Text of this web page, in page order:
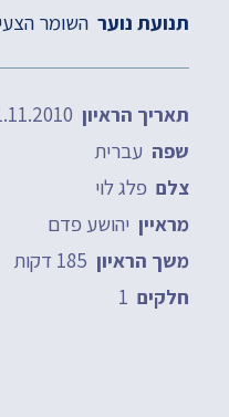
תנועת נוער השומר
תאריך הראיון
שפה עברית
צלם פלג לוי
מראיין יהושע פדם
משך הראיון
חלקים